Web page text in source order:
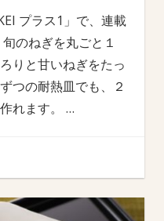
プラス1」で、連載
のねぎを丸ごと１
りと甘いねぎをたっ
つの耐熱皿でも、２
れます。 …